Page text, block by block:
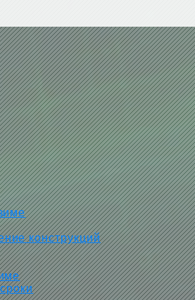
конструкций